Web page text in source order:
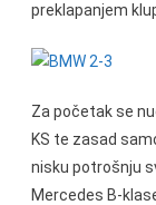
preklapanjem
Za početak se
KS te zasad
nisku potrošnju
Mercedes B-